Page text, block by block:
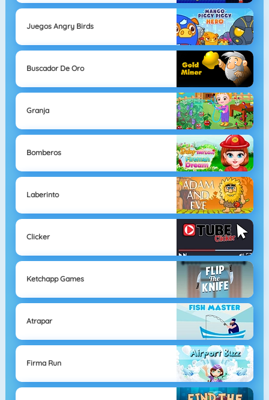
Juegos Angry Birds
Buscador De Oro
Granja
Bomberos
Laberinto
Clicker
Ketchapp Games
Atrapar
Firma Run